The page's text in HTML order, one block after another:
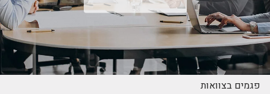
פגמים בצוואות